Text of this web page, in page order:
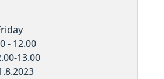
- 12.00
13.00